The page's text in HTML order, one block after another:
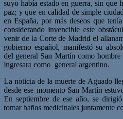
suyo había estado en guerra, sin que
paz; y que en calidad de simple
en España, por más deseos que
considerando invencible este
venir de la Corte de Madrid el
gobierno español, manifestó su
del general San Martín como
ingresara como general argentino.
La noticia de la muerte de Aguado
desde ese momento San Martín
En septiembre de ese año, se
tomar baños medicinales juntamente